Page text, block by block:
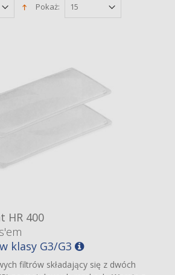
Pokaż:
HR 400
klasy G3/G3
filtrów składający się z dwóch